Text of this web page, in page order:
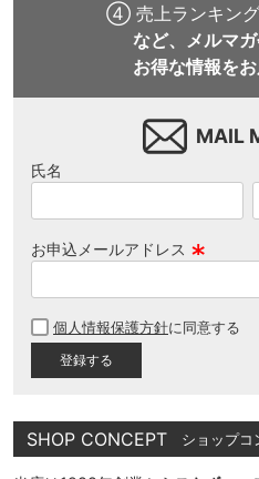
④ 売上ランキング
など、メルマ
お得な情報を
MAIL
氏名
お申込メールアドレス
須
個人情報保護方針に同意する
SHOP CONCEPT ショップコ